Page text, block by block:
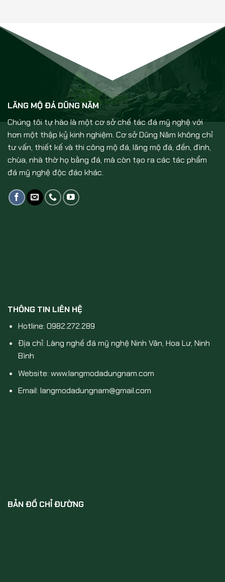
LĂNG MỘ ĐÁ DŨNG NĂM
Chúng tôi tự hào là một cơ sở chế tác đá mỹ nghệ với
hơn một thập kỷ kinh nghiệm. Cơ sở Dũng Năm không chỉ
tư vấn, thiết kế và thi công mộ đá, lăng mộ đá, đền, đình,
chùa, nhà thờ họ bằng đá, mà còn tạo ra các tác phẩm
đá mỹ nghệ độc đáo khác.
THÔNG TIN LIÊN HỆ
Hotline: 0982.272.289
Địa chỉ: Làng nghề đá mỹ nghệ Ninh Vân, Hoa Lư, Ninh
Bình
Website: www.langmodadungnam.com
Email: langmodadungnam@gmail.com
BẢN ĐỒ CHỈ ĐƯỜNG